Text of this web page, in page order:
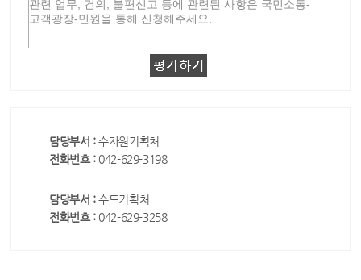
담당부서 :수자원기획처
전화번호 : 042-629-3198
담당부서 :수도기획처
전화번호 : 042-629-3258